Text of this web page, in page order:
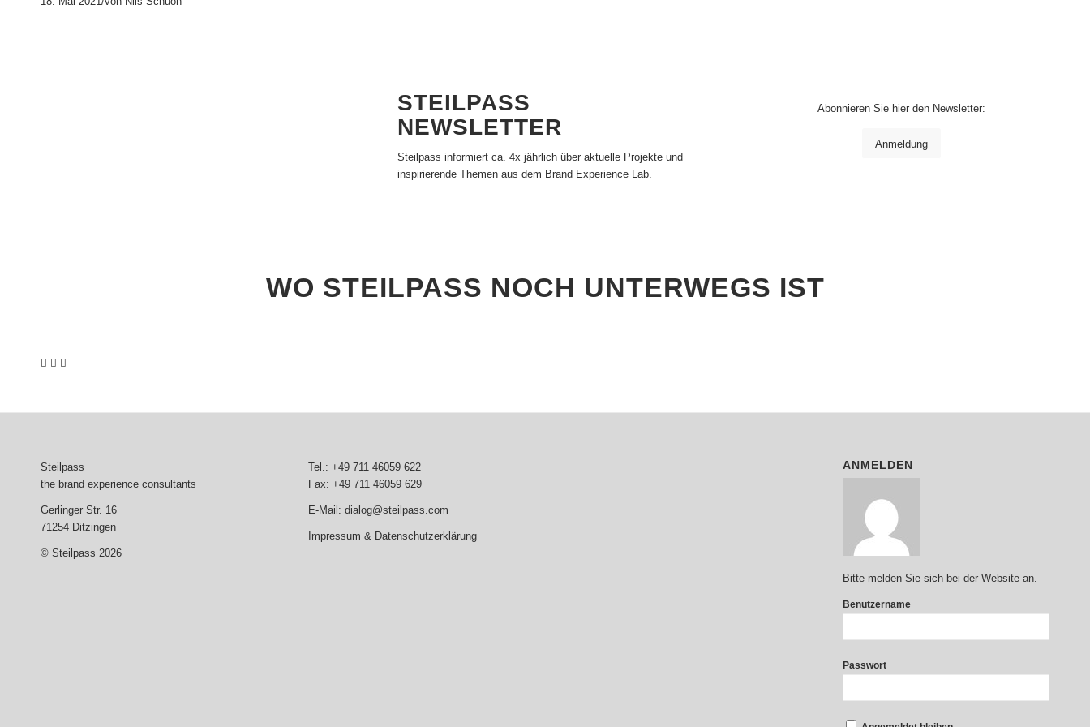
STEILPASS
NEWSLETTER
Steilpass informiert ca. 4x jährlich über aktuelle Projekte und
inspirierende Themen aus dem Brand Experience Lab.
Abonnieren Sie hier den Newsletter:
Anmeldung
WO STEILPASS NOCH UNTERWEGS IST
Steilpass
the brand experience consultants
Gerlinger Str. 16
71254 Ditzingen
© Steilpass 2026
Tel.: +49 711 46059 622
Fax: +49 711 46059 629
E-Mail: dialog@steilpass.com
Impressum & Datenschutzerklärung
ANMELDEN
Bitte melden Sie sich bei der Website an.
Benutzername
Passwort